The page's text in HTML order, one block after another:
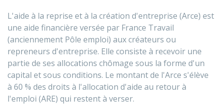
L'aide à la reprise et à la création d'entreprise (Arce) est
une aide financière versée par France Travail
(anciennement Pôle emploi) aux créateurs ou
repreneurs d'entreprise. Elle consiste à recevoir une
partie de ses allocations chômage sous la forme d'un
capital et sous conditions. Le montant de l'Arce s'élève
à 60 % des droits à l'allocation d'aide au retour à
l'emploi (ARE) qui restent à verser.